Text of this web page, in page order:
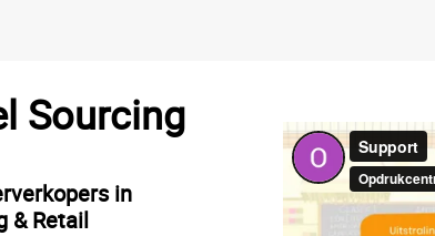
Sourcing
in
& Retail